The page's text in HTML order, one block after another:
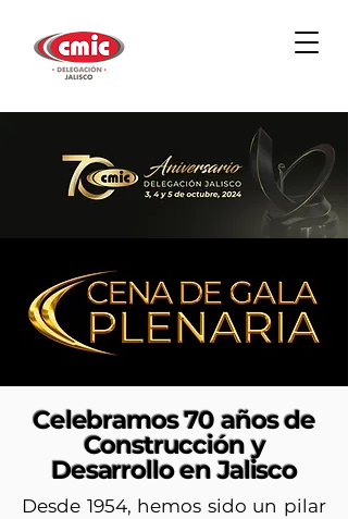
Celebramos 70 años de
Construcción y
Desarrollo en Jalisco
Desde 1954, hemos sido un pilar